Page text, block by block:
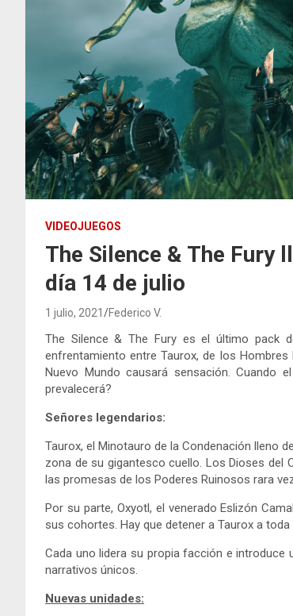
VIDEOJUEGOS
The Silence & The Fury
día 14 de julio
1 julio, 2021 Federico V.
The Silence & The Fury es el último pack
enfrentamiento entre Taurox, de los
Nuevo Mundo causará sensación. Cuando
prevalecerá?
Señores legendarios:
Taurox, el Minotauro de la Condenación lleno
zona de su gigantesco cuello. Los Dioses del
las promesas de los Poderes Ruinosos rara
Por su parte, Oxyotl, el venerado Eslizón
sus cohortes. Hay que detener a Taurox a
Cada uno lidera su propia facción e introduce
narrativos únicos.
Nuevas unidades: